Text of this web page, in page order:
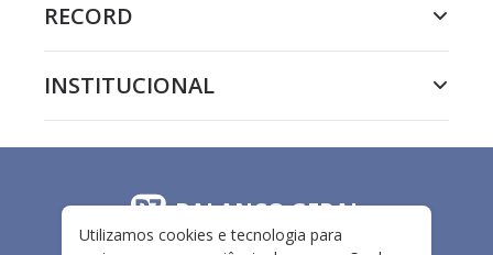
RECORD
INSTITUCIONAL
BALANÇO GERAL
Utilizamos cookies e tecnologia para